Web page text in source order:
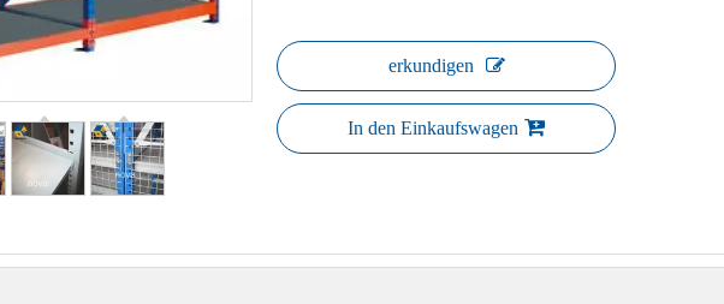
erkundigen
In den Einkaufswagen